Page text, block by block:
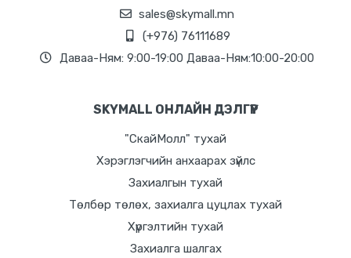
sales@skymall.mn
(+976) 76111689
Даваа-Ням: 9:00-19:00 Даваа-Ням:10:00-20:00
SKYMALL ОНЛАЙН ДЭЛГҮҮР
"СкайМолл" тухай
Хэрэглэгчийн анхаарах зүйлс
Захиалгын тухай
Төлбөр төлөх, захиалга цуцлах тухай
Хүргэлтийн тухай
Захиалга шалгах